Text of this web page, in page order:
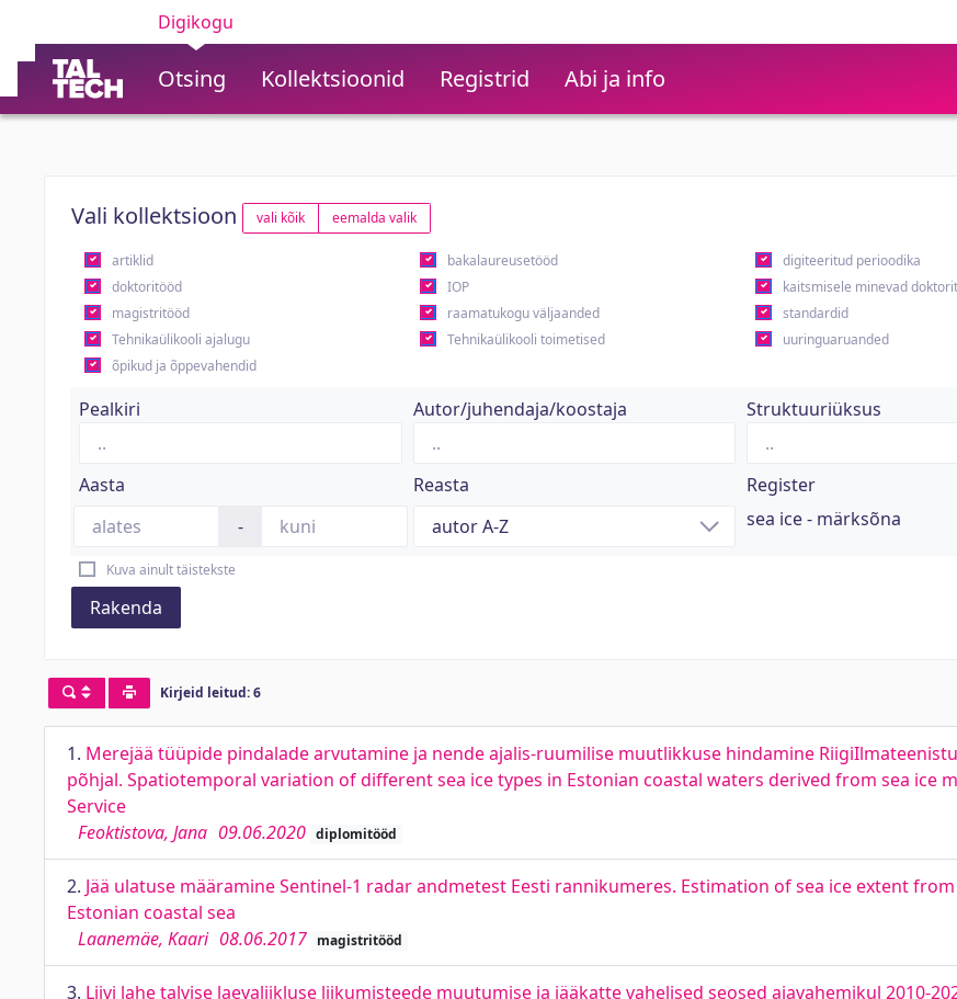
Digikogu
Otsing Kollektsioonid Registrid Abi ja info
Vali kollektsioon vali kõik eemalda valik
artiklid bakalaureusetööd digiteeritud perioodika
doktoritööd
IOP kaitsmisele minevad
magistritööd
raamatukogu väljaanded standardid
Tehnikaülikooli ajalugu
Tehnikaülikooli toimetised uuringuaruanded
õpikud ja õppevahendid
Pealkiri Autor/juhendaja/koostaja Struktuuriüksus
Aasta
-
Reasta
Register
sea ice - märksõna
Kuva ainult täistekste
Rakenda
Kirjeid leitud: 6
1. Merejää tüüpide pindalade arvutamine ja nende ajalis-ruumilise muutlikkuse hindamine
põhjal. Spatiotemporal variation of different sea ice types in Estonian coastal waters derived from sea ice
Service
Feoktistova, Jana 09.06.2020 diplomitööd
2. Jää ulatuse määramine Sentinel-1 radar andmetest Eesti rannikumeres. Estimation of sea ice extent
Estonian coastal sea
Laanemäe, Kaari 08.06.2017 magistritööd
3. Liivi lahe talvise laevaliikluse liikumisteede muutumise ja jääkatte vahelised seosed ajavahemikul 2010-